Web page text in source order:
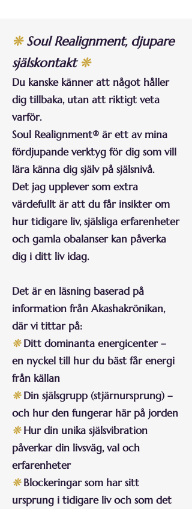
❊Soul Realignment, djupare
själskontakt❊
Du kanske känner att något håller
dig tillbaka, utan att riktigt veta
varför.
Soul Realignment® är ett av mina
fördjupande verktyg för dig som vill
lära känna dig själv på själsnivå.
Det jag upplever som extra
värdefullt är att du får insikter om
hur tidigare liv, själsliga erfarenheter
och gamla obalanser kan påverka
dig i ditt liv idag.
Det är en läsning baserad på
information från Akashakrönikan,
där vi tittar på:
❊Ditt dominanta energicenter –
en nyckel till hur du bäst får energi
från källan
❊Din själsgrupp (stjärnursprung) –
och hur den fungerar här på jorden
❊Hur din unika själsvibration
påverkar din livsväg, val och
erfarenheter
❊Blockeringar som har sitt
ursprung i tidigare liv och som det